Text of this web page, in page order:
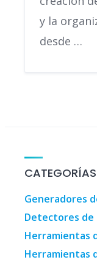
y la
desde …
Generadores
Detectores de
Herramientas
Herramientas